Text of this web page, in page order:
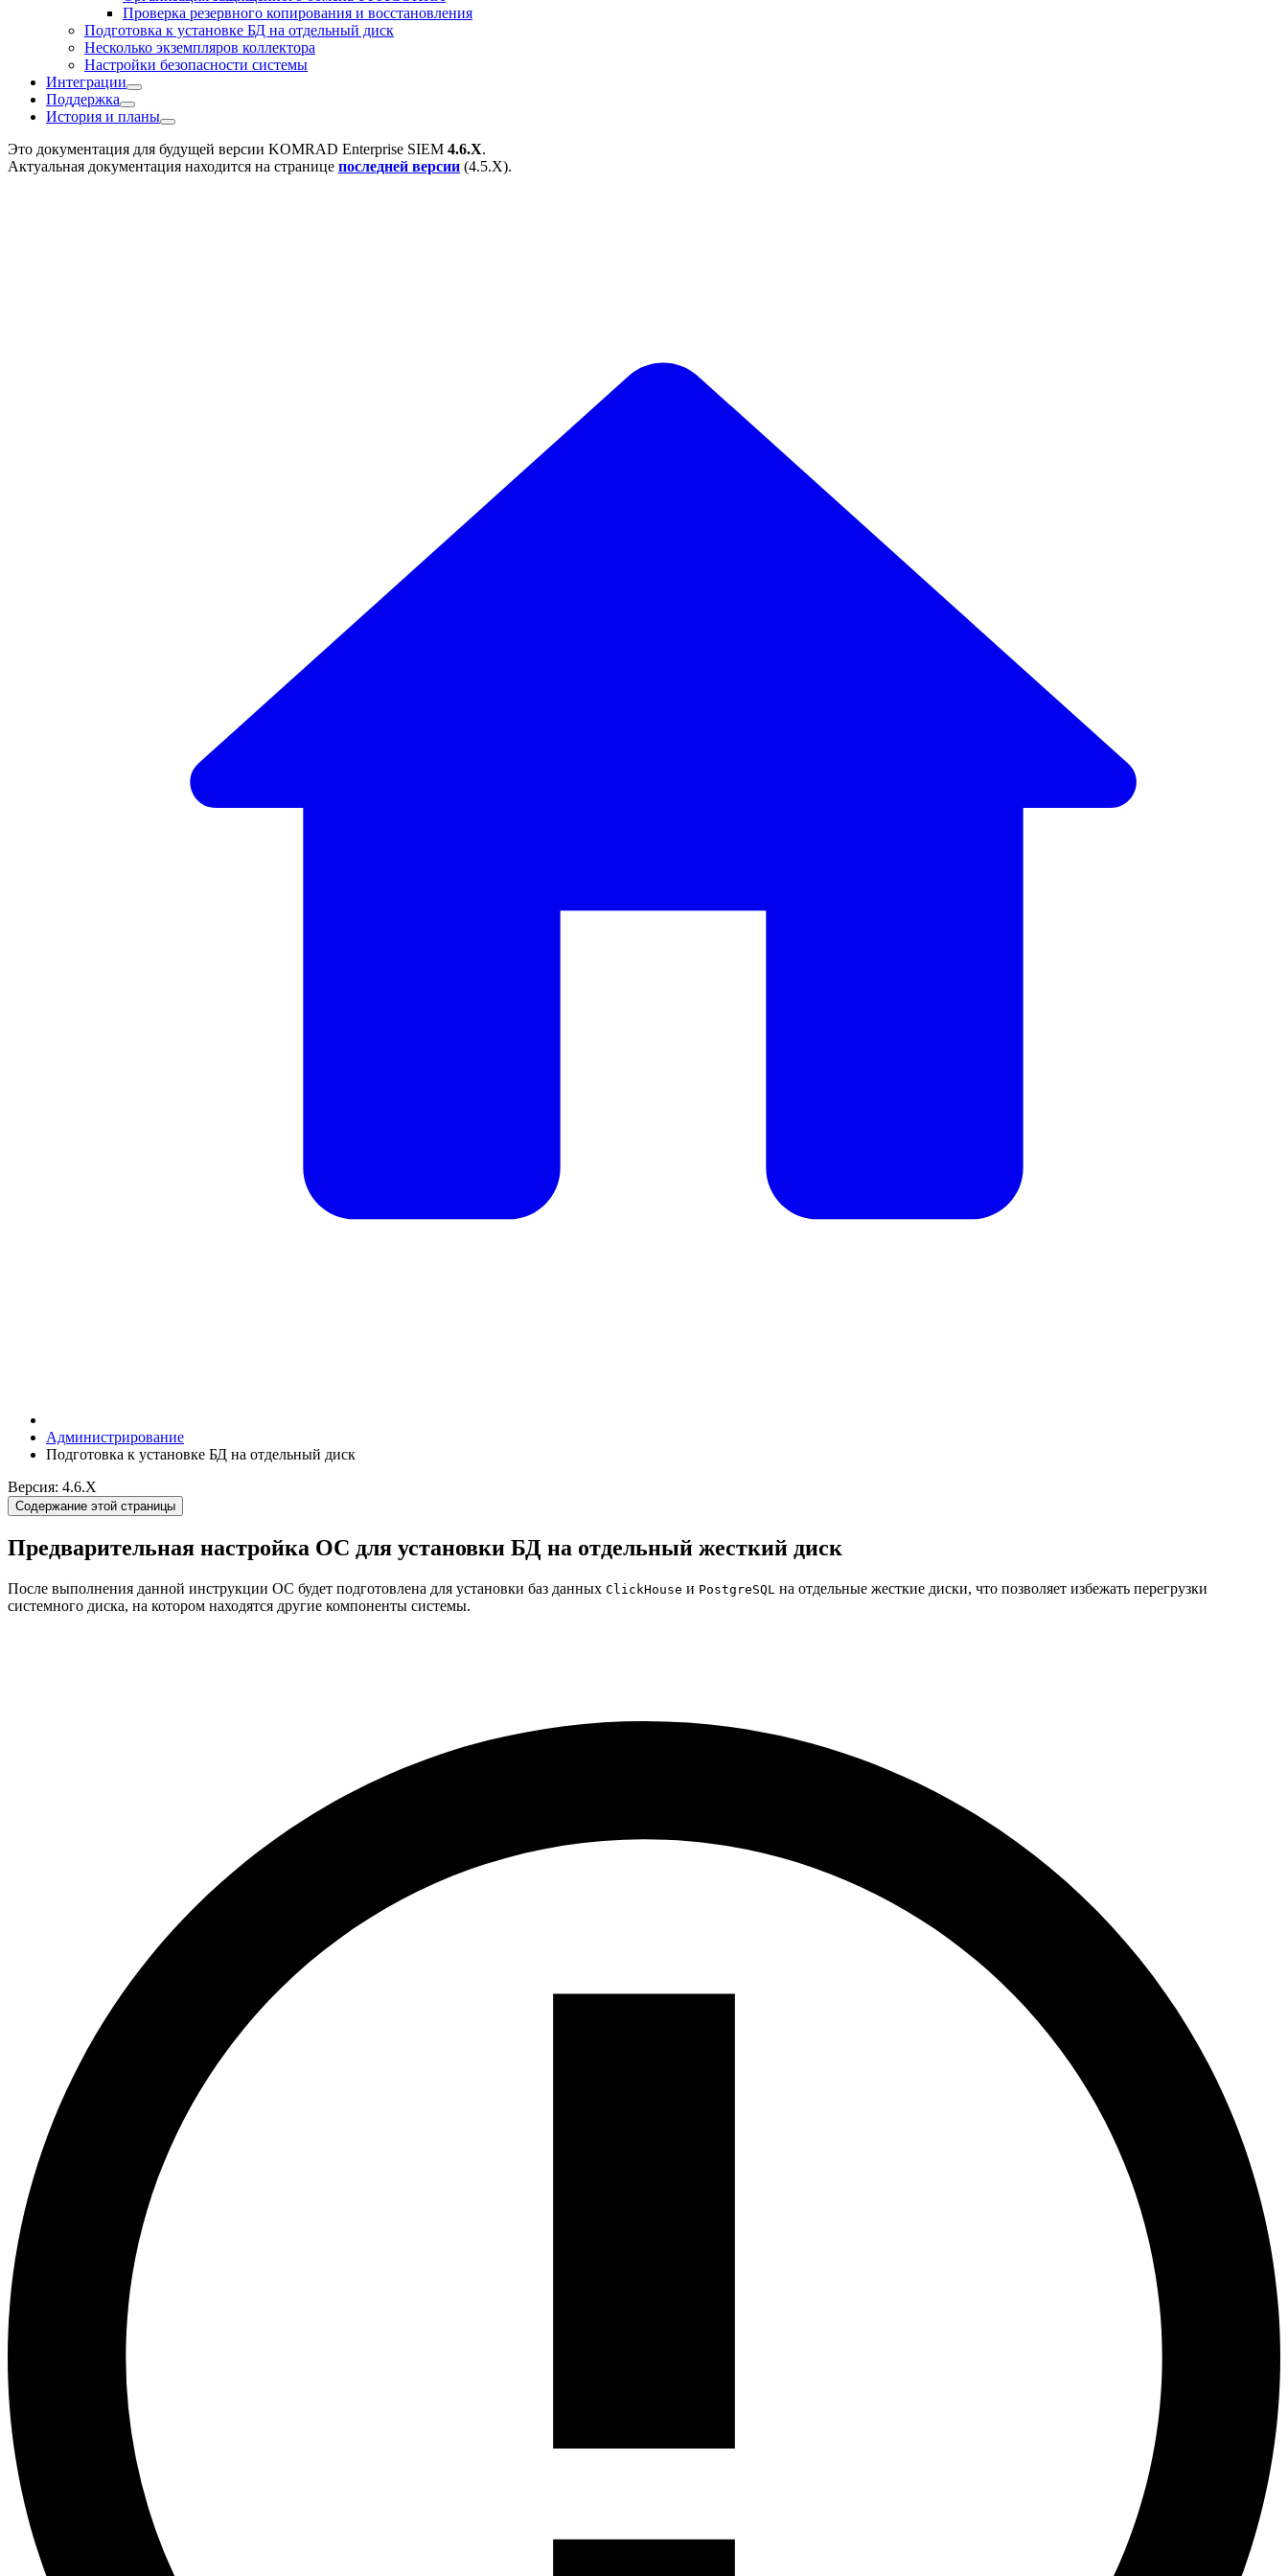
Проверка резервного копирования и восстановления
Подготовка к установке БД на отдельный диск
Несколько экземпляров коллектора
Настройки безопасности системы
Интеграции
Поддержка
История и планы
Это документация для будущей версии KOMRAD Enterprise SIEM 4.6.X.
Актуальная документация находится на странице последней версии (4.5.X).
Администрирование
Подготовка к установке БД на отдельный диск
Версия: 4.6.X
Содержание этой страницы
Предварительная настройка ОС для установки БД на отдельный жесткий диск
После выполнения данной инструкции ОС будет подготовлена для установки баз данных ClickHouse и PostgreSQL на отдельные жесткие диски, что позволяет избежать перегрузки
системного диска, на котором находятся другие компоненты системы.